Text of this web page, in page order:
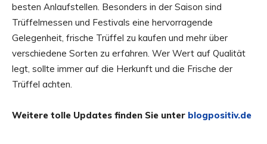
besten Anlaufstellen. Besonders in der Saison sind
Trüffelmessen und Festivals eine hervorragende
Gelegenheit, frische Trüffel zu kaufen und mehr über
verschiedene Sorten zu erfahren. Wer Wert auf Qualität
legt, sollte immer auf die Herkunft und die Frische der
Trüffel achten.
Weitere tolle Updates finden Sie unter blogpositiv.de